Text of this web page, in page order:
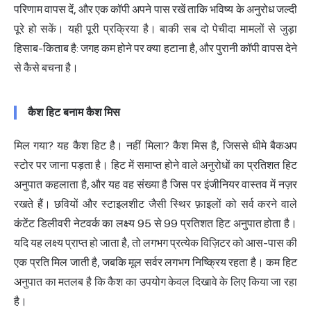
परिणाम वापस दें, और एक कॉपी अपने पास रखें ताकि भविष्य के अनुरोध जल्दी
पूरे हो सकें। यही पूरी प्रक्रिया है। बाकी सब दो पेचीदा मामलों से जुड़ा
हिसाब-किताब है: जगह कम होने पर क्या हटाना है, और पुरानी कॉपी वापस देने
से कैसे बचना है।
कैश हिट बनाम कैश मिस
मिल गया? यह कैश हिट है। नहीं मिला? कैश मिस है, जिससे धीमे बैकअप
स्टोर पर जाना पड़ता है। हिट में समाप्त होने वाले अनुरोधों का प्रतिशत हिट
अनुपात कहलाता है, और यह वह संख्या है जिस पर इंजीनियर वास्तव में नज़र
रखते हैं। छवियों और स्टाइलशीट जैसी स्थिर फ़ाइलों को सर्व करने वाले
कंटेंट डिलीवरी नेटवर्क का लक्ष्य 95 से 99 प्रतिशत हिट अनुपात होता है।
यदि यह लक्ष्य प्राप्त हो जाता है, तो लगभग प्रत्येक विज़िटर को आस-पास की
एक प्रति मिल जाती है, जबकि मूल सर्वर लगभग निष्क्रिय रहता है। कम हिट
अनुपात का मतलब है कि कैश का उपयोग केवल दिखावे के लिए किया जा रहा
है।